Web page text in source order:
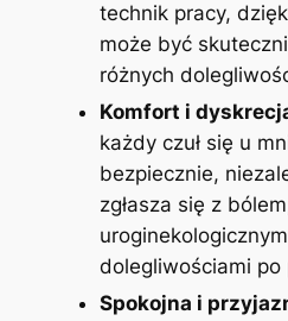
technik pracy,
może być
różnych
Komfort i
każdy czuł się u
bezpiecznie,
zgłasza się z
dolegliwościami po
Spokojna i